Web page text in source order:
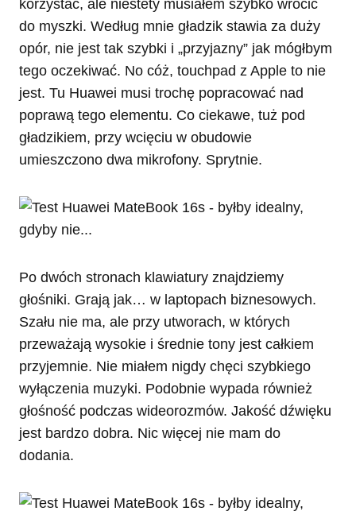
korzystać, ale niestety musiałem szybko wrócić
do myszki. Według mnie gładzik stawia za duży
opór, nie jest tak szybki i „przyjazny” jak mógłbym
tego oczekiwać. No cóż, touchpad z Apple to nie
jest. Tu Huawei musi trochę popracować nad
poprawą tego elementu. Co ciekawe, tuż pod
gładzikiem, przy wcięciu w obudowie
umieszczono dwa mikrofony. Sprytnie.
Po dwóch stronach klawiatury znajdziemy
głośniki. Grają jak… w laptopach biznesowych.
Szału nie ma, ale przy utworach, w których
przeważają wysokie i średnie tony jest całkiem
przyjemnie. Nie miałem nigdy chęci szybkiego
wyłączenia muzyki. Podobnie wypada również
głośność podczas wideorozmów. Jakość dźwięku
jest bardzo dobra. Nic więcej nie mam do
dodania.